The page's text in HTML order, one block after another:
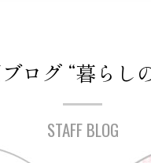
ログ “暮らし
STAFF BLOG